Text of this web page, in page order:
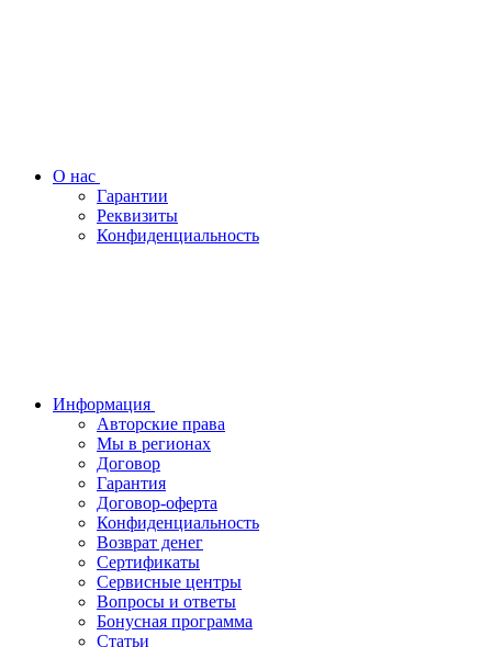
О нас
Гарантии
Реквизиты
Конфиденциальность
Информация
Авторские права
Мы в регионах
Договор
Гарантия
Договор-оферта
Конфиденциальность
Возврат денег
Сертификаты
Сервисные центры
Вопросы и ответы
Бонусная программа
Статьи